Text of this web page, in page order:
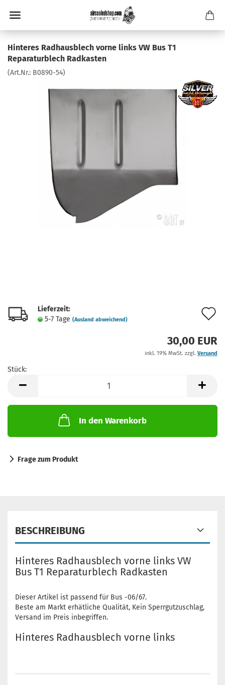
Hinteres Radhausblech vorne links VW Bus T1
Reparaturblech Radkasten
(Art.Nr.: B0890-54)
Lieferzeit:
5-7 Tage (Ausland abweichend)
30,00 EUR
inkl. 19% MwSt. zzgl. Versand
Stück:
In den Warenkorb
Frage zum Produkt
BESCHREIBUNG
Hinteres Radhausblech vorne links VW
Bus T1 Reparaturblech Radkasten
Dieser Artikel ist passend für Bus -06/67.
Beste am Markt erhätliche Qualität, Kein Sperrgutzuschlag,
Versand im Preis inbegriffen.
Hinteres Radhausblech vorne links